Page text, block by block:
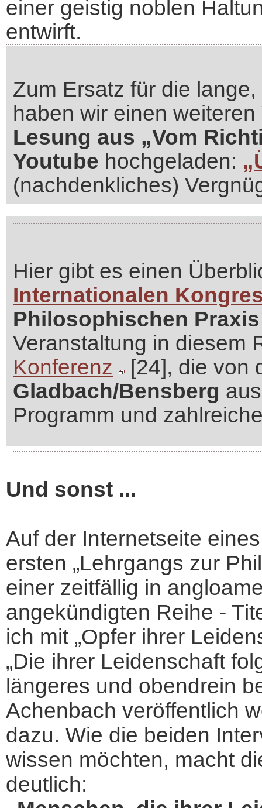
einer geistig noblen
entwirft.
Zum Ersatz für die
haben wir einen weiteren
Lesung aus „Vom
Youtube hochgeladen:
(nachdenkliches)
Hier gibt es einen
Internationalen
Philosophischen Praxis
Veranstaltung in diesem
Konferenz
[24], die von
Gladbach/Bensberg
Programm und
Und sonst ...
Auf der Internetseite
ersten „Lehrgangs zur
einer zeitfällig in
angekündigten Reihe -
ich mit „Opfer ihrer
„Die ihrer Leidenschaft
längeres und obendrein
Achenbach veröffentlich
dazu. Wie die beiden
wissen möchten, macht
deutlich: